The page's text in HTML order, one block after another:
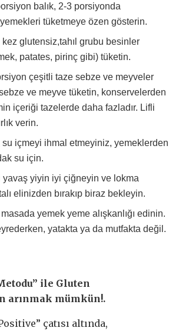
balık, 2-3 porsiyonda
tüketmeye özen gösterin.
glutensiz,tahıl grubu besinler
patates, pirinç gibi) tüketin.
çeşitli taze sebze ve meyveler
ve meyve tüketin, konservelerden
içeriği tazelerde daha fazladır. Lifli
verin.
içmeyi ihmal etmeyiniz, yemeklerden
su için.
yavaş yiyin iyi çiğneyin ve lokma
elinizden bırakıp biraz bekleyin.
yemek yeme alışkanlığı edinin.
yatakta ya da mutfakta değil.
ile Gluten
arınmak mümkün!.
çatısı altında,